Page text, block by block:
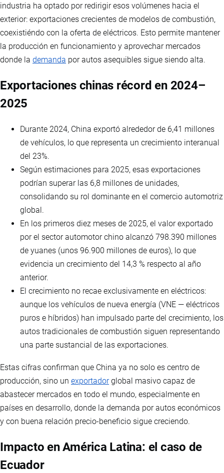
industria ha optado por redirigir esos volúmenes hacia el
exterior: exportaciones crecientes de modelos de combustión,
coexistiéndo con la oferta de eléctricos. Esto permite mantener
la producción en funcionamiento y aprovechar mercados
donde la demanda por autos asequibles sigue siendo alta.
Exportaciones chinas récord en 2024–
2025
Durante 2024, China exportó alrededor de 6,41 millones
de vehículos, lo que representa un crecimiento interanual
del 23%.
Según estimaciones para 2025, esas exportaciones
podrían superar las 6,8 millones de unidades,
consolidando su rol dominante en el comercio automotriz
global.
En los primeros diez meses de 2025, el valor exportado
por el sector automotor chino alcanzó 798.390 millones
de yuanes (unos 96.900 millones de euros), lo que
evidencia un crecimiento del 14,3 % respecto al año
anterior.
El crecimiento no recae exclusivamente en eléctricos:
aunque los vehículos de nueva energía (VNE — eléctricos
puros e híbridos) han impulsado parte del crecimiento, los
autos tradicionales de combustión siguen representando
una parte sustancial de las exportaciones.
Estas cifras confirman que China ya no solo es centro de
producción, sino un exportadorglobal masivo capaz de
abastecer mercados en todo el mundo, especialmente en
países en desarrollo, donde la demanda por autos económicos
y con buena relación precio-beneficio sigue creciendo.
Impacto en América Latina: el caso de
Ecuador